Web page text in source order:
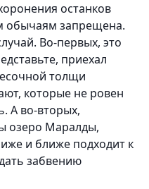
останков
обычаям запрещена.
Во-первых, это
приехал
толщи
которые не ровен
А во-вторых,
озеро Маралды,
и ближе подходит к
забвению